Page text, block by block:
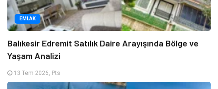
EMLAK
Balıkesir Edremit Satılık Daire Arayışında Bölge ve
Yaşam Analizi
13 Tem 2026, Pts